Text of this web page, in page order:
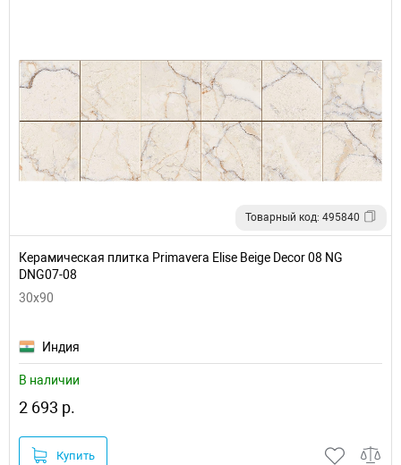
Товарный код: 495840
Керамическая плитка Primavera Elise Beige Decor 08 NG
DNG07-08
30x90
Индия
В наличии
2 693 р.
Купить